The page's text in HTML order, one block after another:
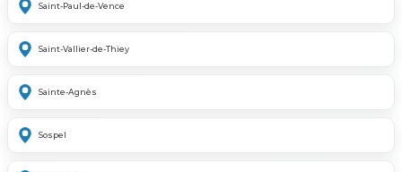
Saint-Paul-de-Vence
Saint-Vallier-de-Thiey
Sainte-Agnès
Sospel